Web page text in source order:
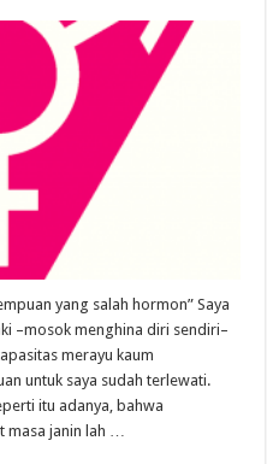
yang salah hormon” Saya
–mosok menghina diri sendiri–
merayu kaum
untuk saya sudah terlewati.
itu adanya, bahwa
masa janin lah …